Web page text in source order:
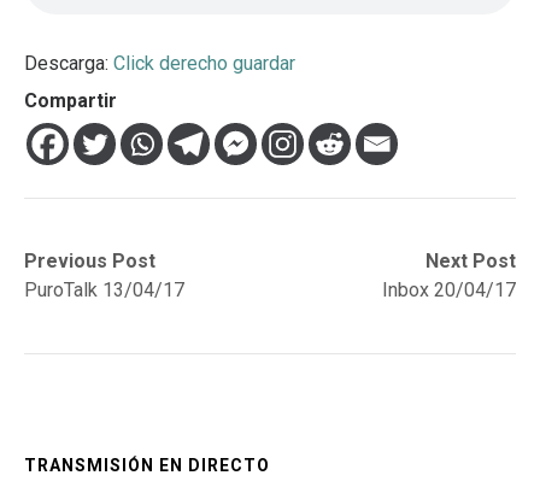
Descarga: Click derecho guardar
Compartir
Navegación
de
Previous Post
Previous
post:PuroTalk 13/04/17
Next Post
Next
post:
Inbox 20/04/17
TRANSMISIÓN EN DIRECTO